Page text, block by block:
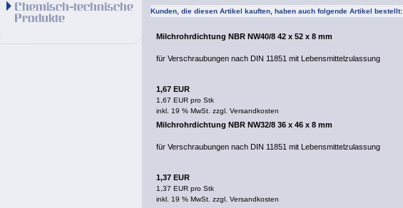
Kunden, die diesen Artikel kauften, haben auch folgende Artikel bestellt:
Milchrohrdichtung NBR NW40/8 42 x 52 x 8 mm
für Verschraubungen nach DIN 11851 mit Lebensmittelzulassung
1,67 EUR
1,67 EUR pro Stk
inkl. 19 % MwSt. zzgl. Versandkosten
Milchrohrdichtung NBR NW32/8 36 x 46 x 8 mm
für Verschraubungen nach DIN 11851 mit Lebensmittelzulassung
1,37 EUR
1,37 EUR pro Stk
inkl. 19 % MwSt. zzgl. Versandkosten